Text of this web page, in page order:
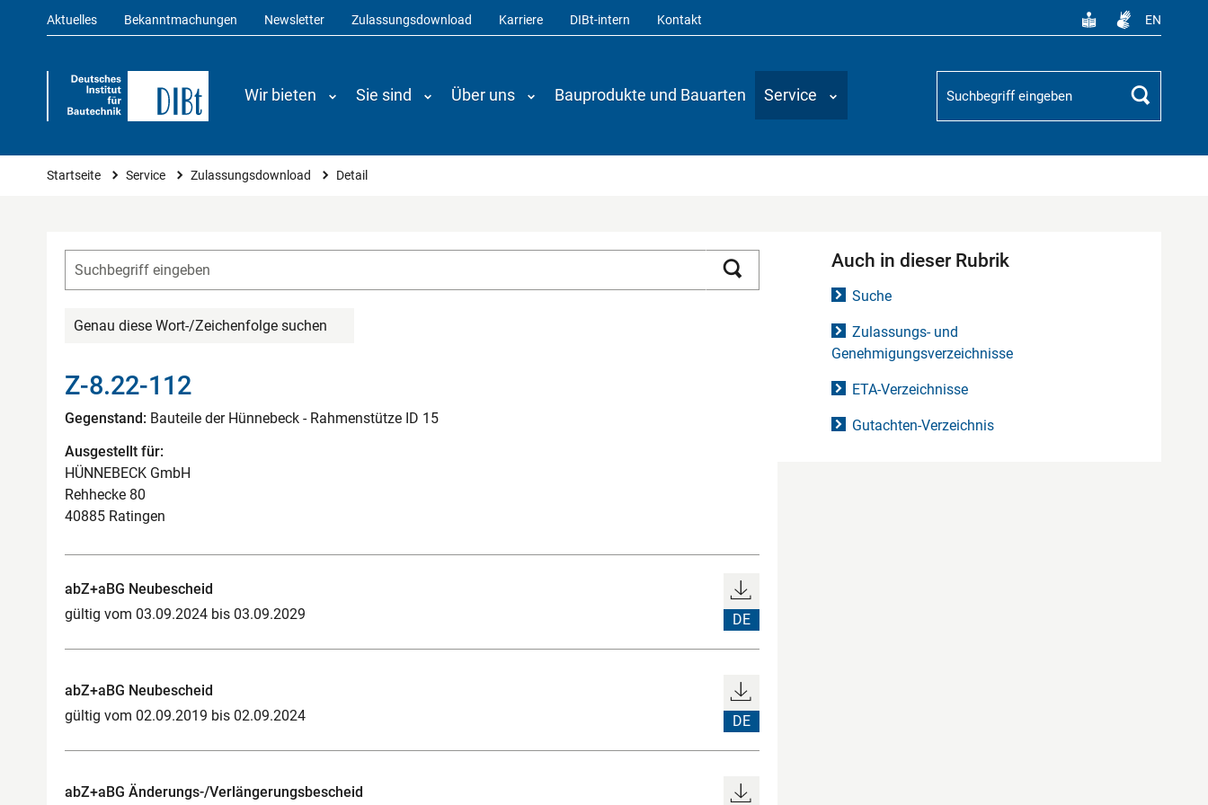
Aktuelles Bekanntmachungen Newsletter Zulassungsdownload Karriere DIBt-intern Kontakt EN
Wir bieten Sie sind Über uns Bauprodukte und Bauarten Service
Suchbegriff
Suchen
Sie sind hier
Startseite Service Zulassungsdownload Detail
Genau diese Wort-/Zeichenfolge suchen
Z-8.22-112
Gegenstand: Bauteile der Hünnebeck - Rahmenstütze ID 15
Ausgestellt für:
HÜNNEBECK GmbH
Rehhecke 80
40885 Ratingen
abZ+aBG Neubescheid
gültig vom 03.09.2024 bis 03.09.2029
DE
abZ+aBG Neubescheid
gültig vom 02.09.2019 bis 02.09.2024
DE
abZ+aBG Änderungs-/Verlängerungsbescheid
Auch in dieser Rubrik
Suche
Zulassungs- und
Genehmigungsverzeichnisse
ETA-Verzeichnisse
Gutachten-Verzeichnis